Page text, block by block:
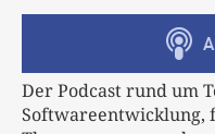
Der Podcast rund um
Softwareentwicklung,